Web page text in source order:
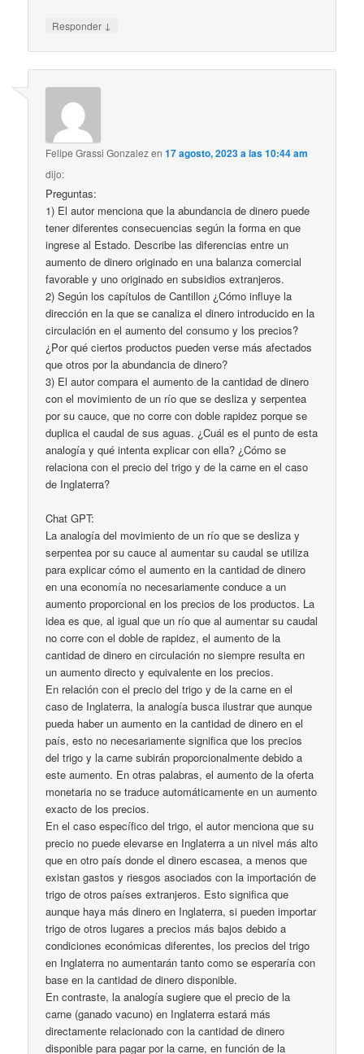
Responder ↓
Felipe Grassi Gonzalezen17 agosto, 2023 a las 10:44 am
dijo:
Preguntas:
1) El autor menciona que la abundancia de dinero puede
tener diferentes consecuencias según la forma en que
ingrese al Estado. Describe las diferencias entre un
aumento de dinero originado en una balanza comercial
favorable y uno originado en subsidios extranjeros.
2) Según los capítulos de Cantillon ¿Cómo influye la
dirección en la que se canaliza el dinero introducido en la
circulación en el aumento del consumo y los precios?
¿Por qué ciertos productos pueden verse más afectados
que otros por la abundancia de dinero?
3) El autor compara el aumento de la cantidad de dinero
con el movimiento de un río que se desliza y serpentea
por su cauce, que no corre con doble rapidez porque se
duplica el caudal de sus aguas. ¿Cuál es el punto de esta
analogía y qué intenta explicar con ella? ¿Cómo se
relaciona con el precio del trigo y de la carne en el caso
de Inglaterra?
Chat GPT:
La analogía del movimiento de un río que se desliza y
serpentea por su cauce al aumentar su caudal se utiliza
para explicar cómo el aumento en la cantidad de dinero
en una economía no necesariamente conduce a un
aumento proporcional en los precios de los productos. La
idea es que, al igual que un río que al aumentar su caudal
no corre con el doble de rapidez, el aumento de la
cantidad de dinero en circulación no siempre resulta en
un aumento directo y equivalente en los precios.
En relación con el precio del trigo y de la carne en el
caso de Inglaterra, la analogía busca ilustrar que aunque
pueda haber un aumento en la cantidad de dinero en el
país, esto no necesariamente significa que los precios
del trigo y la carne subirán proporcionalmente debido a
este aumento. En otras palabras, el aumento de la oferta
monetaria no se traduce automáticamente en un aumento
exacto de los precios.
En el caso específico del trigo, el autor menciona que su
precio no puede elevarse en Inglaterra a un nivel más alto
que en otro país donde el dinero escasea, a menos que
existan gastos y riesgos asociados con la importación de
trigo de otros países extranjeros. Esto significa que
aunque haya más dinero en Inglaterra, si pueden importar
trigo de otros lugares a precios más bajos debido a
condiciones económicas diferentes, los precios del trigo
en Inglaterra no aumentarán tanto como se esperaría con
base en la cantidad de dinero disponible.
En contraste, la analogía sugiere que el precio de la
carne (ganado vacuno) en Inglaterra estará más
directamente relacionado con la cantidad de dinero
disponible para pagar por la carne, en función de la